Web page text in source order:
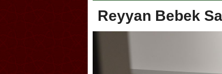
Reyyan Bebek